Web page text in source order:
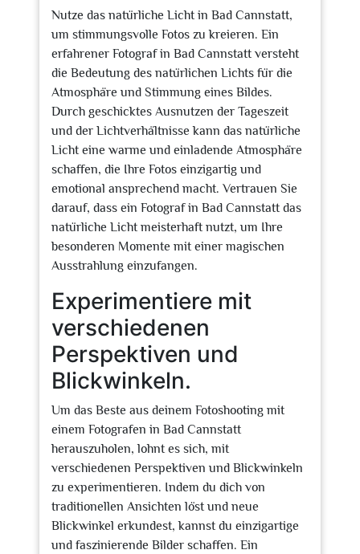
Nutze das natürliche Licht in Bad Cannstatt,
um stimmungsvolle Fotos zu kreieren. Ein
erfahrener Fotograf in Bad Cannstatt versteht
die Bedeutung des natürlichen Lichts für die
Atmosphäre und Stimmung eines Bildes.
Durch geschicktes Ausnutzen der Tageszeit
und der Lichtverhältnisse kann das natürliche
Licht eine warme und einladende Atmosphäre
schaffen, die Ihre Fotos einzigartig und
emotional ansprechend macht. Vertrauen Sie
darauf, dass ein Fotograf in Bad Cannstatt das
natürliche Licht meisterhaft nutzt, um Ihre
besonderen Momente mit einer magischen
Ausstrahlung einzufangen.
Experimentiere mit
verschiedenen
Perspektiven und
Blickwinkeln.
Um das Beste aus deinem Fotoshooting mit
einem Fotografen in Bad Cannstatt
herauszuholen, lohnt es sich, mit
verschiedenen Perspektiven und Blickwinkeln
zu experimentieren. Indem du dich von
traditionellen Ansichten löst und neue
Blickwinkel erkundest, kannst du einzigartige
und faszinierende Bilder schaffen. Ein